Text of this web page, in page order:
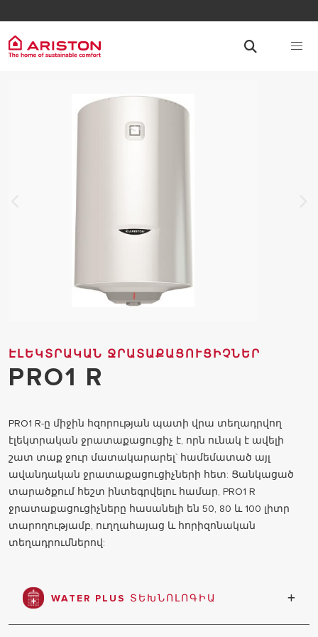
ԷԼԵԿՏՐԱԿԱՆ ՋՐԱՏԱՔԱՑՈՒՑԻՉՆԵՐ
PRO1 R
PRO1 R-ը միջին հզորության պատի վրա տեղադրվող
էլեկտրական ջրատաքացուցիչ է, որն ունակ է ավելի
շատ տաք ջուր մատակարարել` համեմատած այլ
ավանդական ջրատաքացուցիչների հետ: Ցանկացած
տարածքում հեշտ ինտեգրվելու համար, PRO1 R
ջրատաքացուցիչները հասանելի են 50, 80 և 100 լիտր
տարողությամբ, ուղղահայաց և հորիզոնական
տեղադրումներով:
WATER PLUS ՏԵԽՆՈԼՈԳԻԱ
WaterPlus տեխնոլոգիան սառը ջուրը պահում